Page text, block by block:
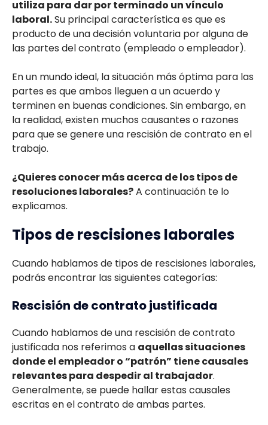
utiliza para dar por terminado un vínculo
laboral.Su principal característica es que es
producto de una decisión voluntaria por alguna de
las partes del contrato (empleado o empleador).
En un mundo ideal, la situación más óptima para las
partes es que ambos lleguen a un acuerdo y
terminen en buenas condiciones. Sin embargo, en
la realidad, existen muchos causantes o razones
para que se genere una rescisión de contrato en el
trabajo.
¿Quieres conocer más acerca de los tipos de
resoluciones laborales?A continuación te lo
explicamos.
Tipos de rescisiones laborales
Cuando hablamos de tipos de rescisiones laborales,
podrás encontrar las siguientes categorías:
Rescisión de contrato justificada
Cuando hablamos de una rescisión de contrato
justificada nos referimos a aquellas situaciones
donde el empleador o “patrón” tiene causales
relevantes para despedir al trabajador.
Generalmente, se puede hallar estas causales
escritas en el contrato de ambas partes.